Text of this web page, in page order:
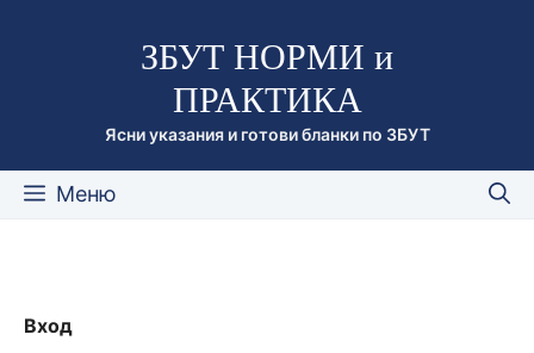
съдържаниетоЗБУТ НОРМИ и
ПРАКТИКА
Ясни указания и готови бланки по ЗБУТ
Меню
Вход